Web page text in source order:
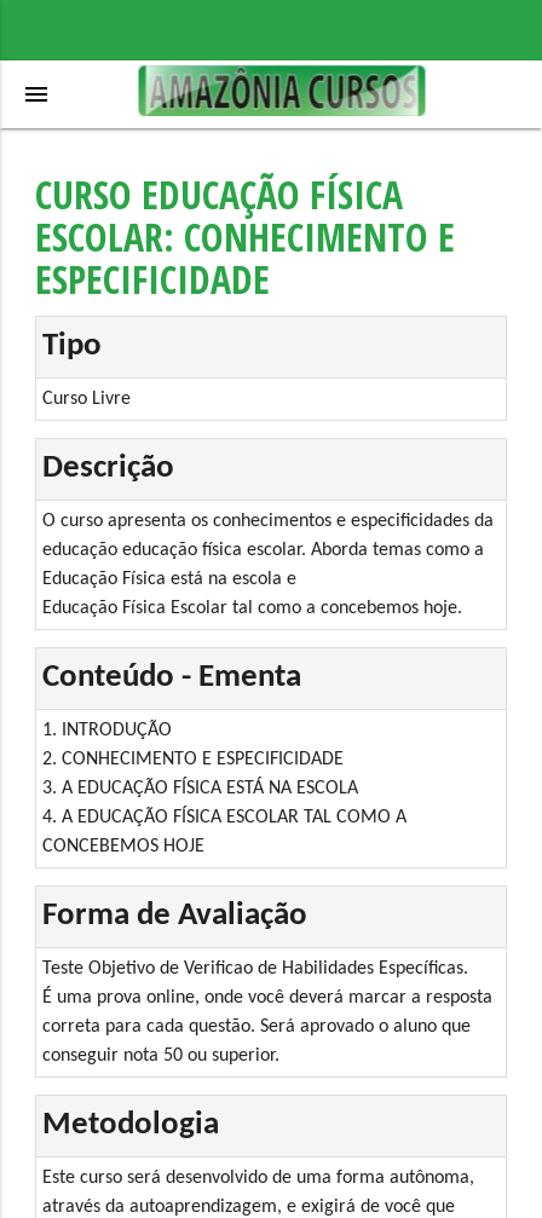
menu
CURSO EDUCAÇÃO FÍSICA
ESCOLAR: CONHECIMENTO E
ESPECIFICIDADE
Tipo
Curso Livre
Descrição
O curso apresenta os conhecimentos e especificidades da
educação educação física escolar. Aborda temas como a
Educação Física está na escola e
Educação Física Escolar tal como a concebemos hoje.
Conteúdo - Ementa
1. INTRODUÇÃO
2. CONHECIMENTO E ESPECIFICIDADE
3. A EDUCAÇÃO FÍSICA ESTÁ NA ESCOLA
4. A EDUCAÇÃO FÍSICA ESCOLAR TAL COMO A
CONCEBEMOS HOJE
Forma de Avaliação
Teste Objetivo de Verificao de Habilidades Específicas.
É uma prova online, onde você deverá marcar a resposta
correta para cada questão. Será aprovado o aluno que
conseguir nota 50 ou superior.
Metodologia
Este curso será desenvolvido de uma forma autônoma,
através da autoaprendizagem, e exigirá de você que